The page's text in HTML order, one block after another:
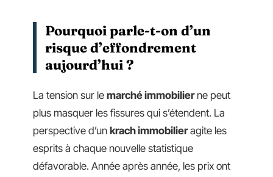
Pourquoi parle-t-on d’un
risque d’effondrement
aujourd’hui ?
La tension sur le marché immobilierne peut
plus masquer les fissures qui s’étendent. La
perspective d’un krach immobilieragite les
esprits à chaque nouvelle statistique
défavorable. Année après année, les prix ont